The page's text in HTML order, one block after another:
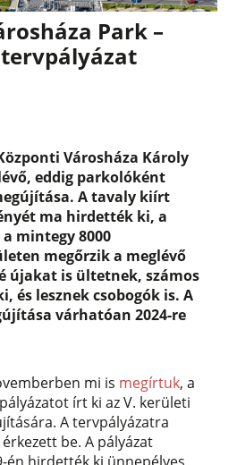
Park –
Városháza Károly
eddig parkolóként
A tavaly kiírt
ma hirdették ki, a
mintegy 8000
megőrzik a meglévő
újakat is ültetnek, számos
és lesznek csobogók is. A
várhatóan 2024-re
mi is megírtuk, a
írt ki az V. kerületi
A tervpályázatra
be. A pályázat
én hirdették ki ünnepélyes